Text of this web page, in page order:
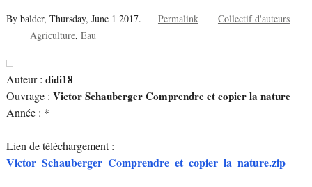
By balder, Thursday, June 1 2017. Permalink
Collectif d'auteurs
Agriculture Eau
Auteur : didi18
Ouvrage : Victor Schauberger Comprendre et copier la nature
Année : *
Lien de téléchargement :
Victor_Schauberger_Comprendre_et_copier_la_nature.zip